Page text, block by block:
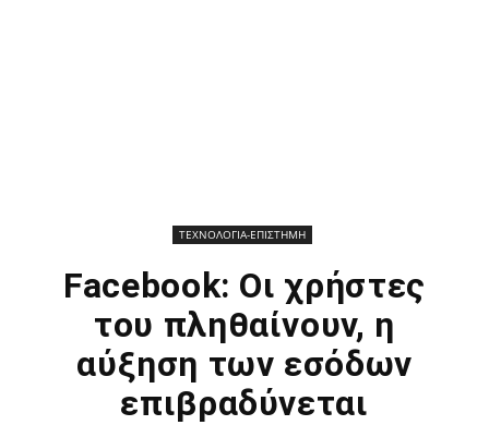
ΤΕΧΝΟΛΟΓΙΑ-ΕΠΙΣΤΗΜΗ
Facebook: Οι χρήστες
του πληθαίνουν, η
αύξηση των εσόδων
επιβραδύνεται